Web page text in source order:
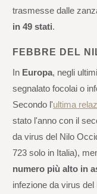
trasmesse dalle
in 49 stati.
FEBBRE DEL
In Europa, negli
segnalato focolai o
Secondo l'ultima
stato l'anno con il
da virus del Nilo
723 solo in Italia),
numero più alto in
infezione da virus